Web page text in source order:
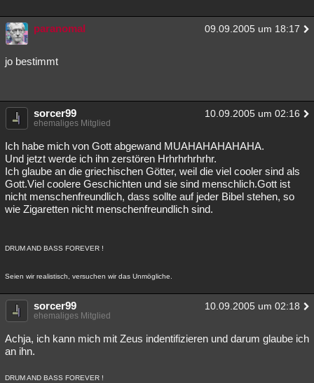
paranomal 09.09.2005 um 18:17
jo bestimmt
sorcer99 10.09.2005 um 02:16
ehemaliges Mitglied
Ich habe mich von Gott abgewand MUAHAHAHAHAHA.
Und jetzt werde ich ihn zerstören Hrhrhrhrhrhr.
Ich glaube an die griechischen Götter, weil die viel cooler sind als
Gott.Viel coolere Geschichten und sie sind menschlich.Gott ist
nicht menschenfreundlich, dass sollte auf jeder Bibel stehen, so
wie Zigaretten nicht menschenfreundlich sind.
DRUM AND BASS FOREVER !
Seien wir realistisch, versuchen wir das Unmögliche.
sorcer99 10.09.2005 um 02:18
ehemaliges Mitglied
Achja, ich kann mich mit Zeus indentifizieren und darum glaube ich
an ihn.
DRUM AND BASS FOREVER !